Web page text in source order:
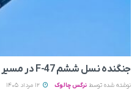
جنگنده نسل ششم F-47 در مسیر نخستین پرواز
نوشته شده توسط نرگس چالوک